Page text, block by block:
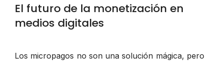
El futuro de la monetización en
medios digitales
Los micropagos no son una solución mágica, pero